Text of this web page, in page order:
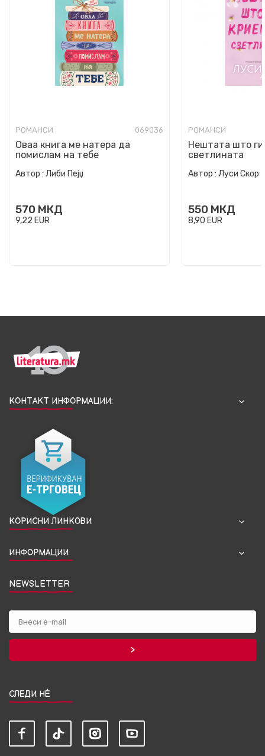
РОМАНСИ 069036
Оваа книга ме натера да
помислам на тебе
Автор : Либи Пејџ
570 МКД
9,22 EUR
РОМАНСИ
Нештата што
светлината
Автор : Луси Скор
550 МКД
8,90 EUR
КОНТАКТ ИНФОРМАЦИИ:
КОРИСНИ ЛИНКОВИ
ИНФОРМАЦИИ
NEWSLETTER
СЛЕДИ НЀ